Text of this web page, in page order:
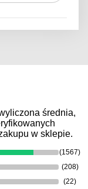
średnia,
w sklepie.
(1567)
(208)
(22)